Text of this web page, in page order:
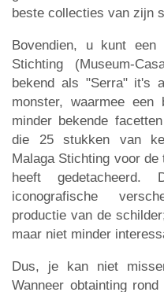
beste collecties van zijn
Bovendien, u kunt een
Stichting (Museum-
bekend als "Serra" it's
monster, waarmee
minder bekende
die 25 stukken van
Malaga Stichting voor
heeft gedetacheerd.
iconografische
productie van de
maar niet minder
Dus, je kan niet
Wanneer obtainting